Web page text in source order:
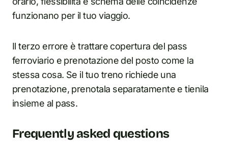
funzionano per il tuo viaggio.
Il terzo errore è trattare copertura del pass
ferroviario e prenotazione del posto come la
stessa cosa. Se il tuo treno richiede una
prenotazione, prenotala separatamente e tienila
insieme al pass.
Frequently asked questions